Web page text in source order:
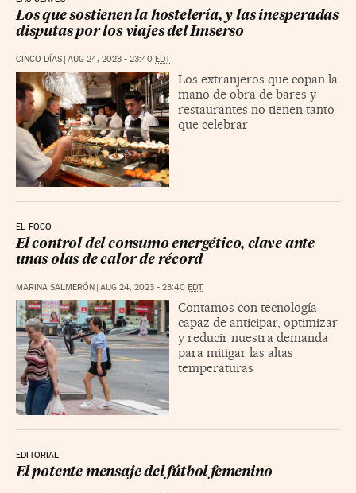
Los que sostienen la hostelería, y las inesperadas
disputas por los viajes del Imserso
CINCO DÍAS | AUG 24, 2023 - 23:40 EDT
Los extranjeros que copan la
mano de obra de bares y
restaurantes no tienen tanto
que celebrar
EL FOCO
El control del consumo energético, clave ante
unas olas de calor de récord
MARINA SALMERÓN | AUG 24, 2023 - 23:40 EDT
Contamos con tecnología
capaz de anticipar, optimizar
y reducir nuestra demanda
para mitigar las altas
temperaturas
EDITORIAL
El potente mensaje del fútbol femenino